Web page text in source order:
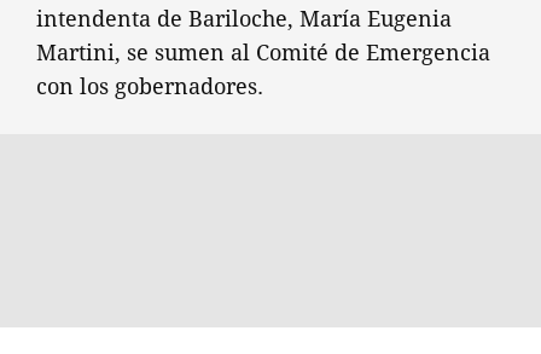
intendenta de Bariloche, María Eugenia
Martini, se sumen al Comité de Emergencia
con los gobernadores.